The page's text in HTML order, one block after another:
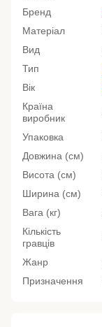
Бренд
Матеріал
Вид
Тип
Вік
Країна
виробник
Упаковка
Довжина (см)
Висота (см)
Ширина (см)
Вага (кг)
Кількість
гравців
Жанр
Призначення